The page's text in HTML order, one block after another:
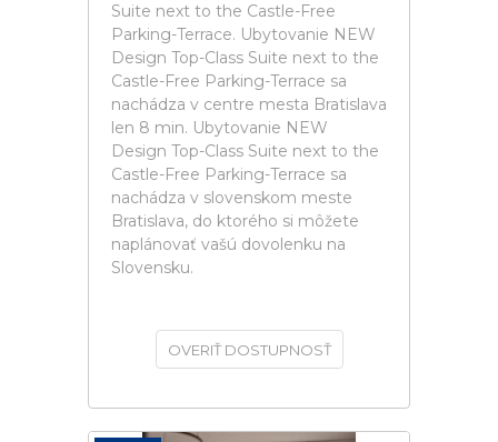
Suite next to the Castle-Free
Parking-Terrace. Ubytovanie NEW
Design Top-Class Suite next to the
Castle-Free Parking-Terrace sa
nachádza v centre mesta Bratislava
len 8 min. Ubytovanie NEW
Design Top-Class Suite next to the
Castle-Free Parking-Terrace sa
nachádza v slovenskom meste
Bratislava, do ktorého si môžete
naplánovať vašú dovolenku na
Slovensku.
OVERIŤ DOSTUPNOSŤ